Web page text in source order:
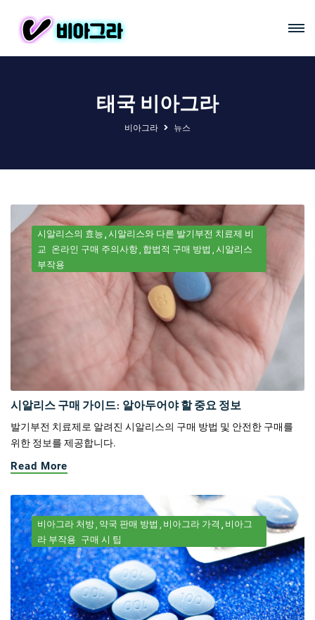
태국 비아그라
비아그라 뉴스
시알리스의 효능 시알리스와 다른 발기부전 치료제 비
교 온라인 구매 주의사항 합법적 구매 방법 시알리스
부작용
시알리스 구매 가이드: 알아두어야 할 중요 정보
발기부전 치료제로 알려진 시알리스의 구매 방법 및 안전한 구매를
위한 정보를 제공합니다.
Read More
비아그라 처방 약국 판매 방법 비아그라 가격
비아그
라 부작용 구매 시 팁